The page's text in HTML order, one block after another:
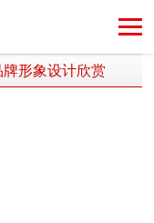
形象设计欣赏